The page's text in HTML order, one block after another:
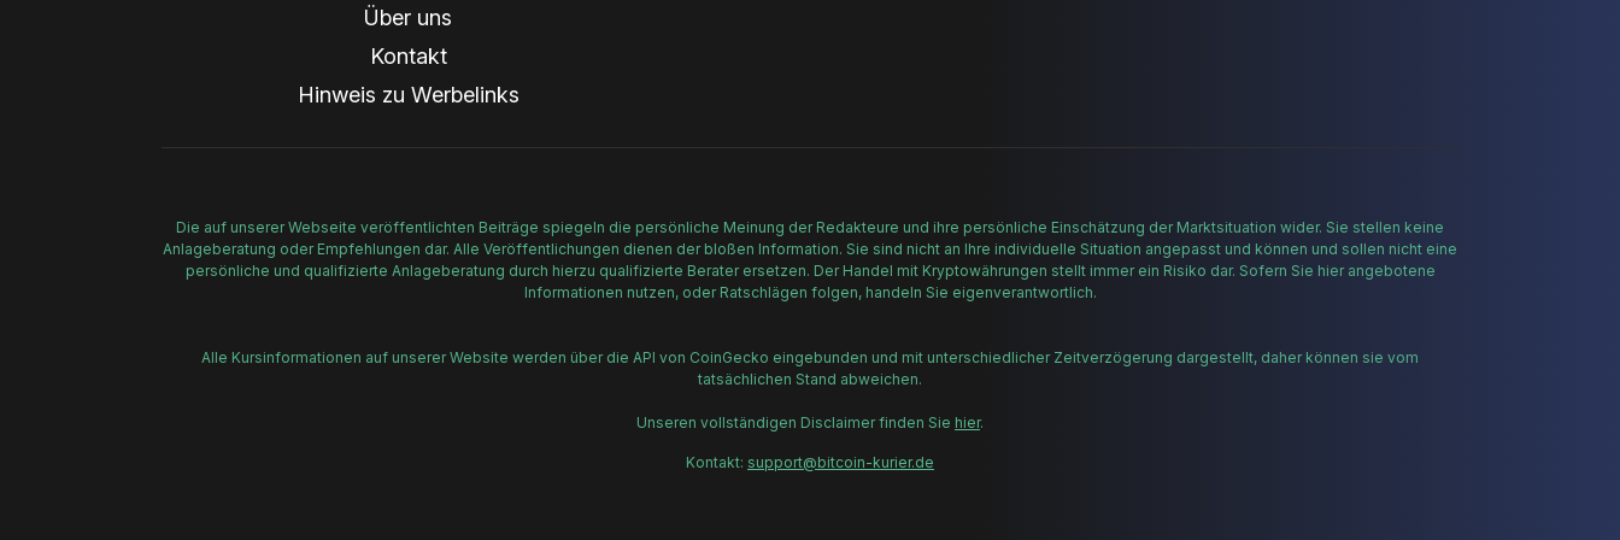
Über uns
Kontakt
Hinweis zu Werbelinks
Die auf unserer Webseite veröffentlichten Beiträge spiegeln die persönliche Meinung der Redakteure und ihre persönliche Einschätzung der Marktsituation wider. Sie stellen keine
Anlageberatung oder Empfehlungen dar. Alle Veröffentlichungen dienen der bloßen Information. Sie sind nicht an Ihre individuelle Situation angepasst und können und sollen nicht eine
persönliche und qualifizierte Anlageberatung durch hierzu qualifizierte Berater ersetzen. Der Handel mit Kryptowährungen stellt immer ein Risiko dar. Sofern Sie hier angebotene
Informationen nutzen, oder Ratschlägen folgen, handeln Sie eigenverantwortlich.
Alle Kursinformationen auf unserer Website werden über die API von CoinGecko eingebunden und mit unterschiedlicher Zeitverzögerung dargestellt, daher können sie vom
tatsächlichen Stand abweichen.
Unseren vollständigen Disclaimer finden Sie hier.
Kontakt: support@bitcoin-kurier.de